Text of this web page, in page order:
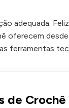
adequada.
oferecem
ferramentas
de Crochê